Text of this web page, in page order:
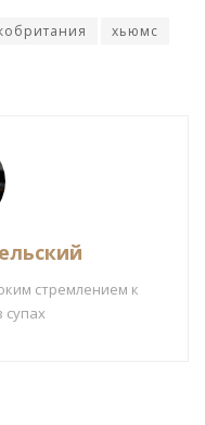
хьюмс
стремлением к